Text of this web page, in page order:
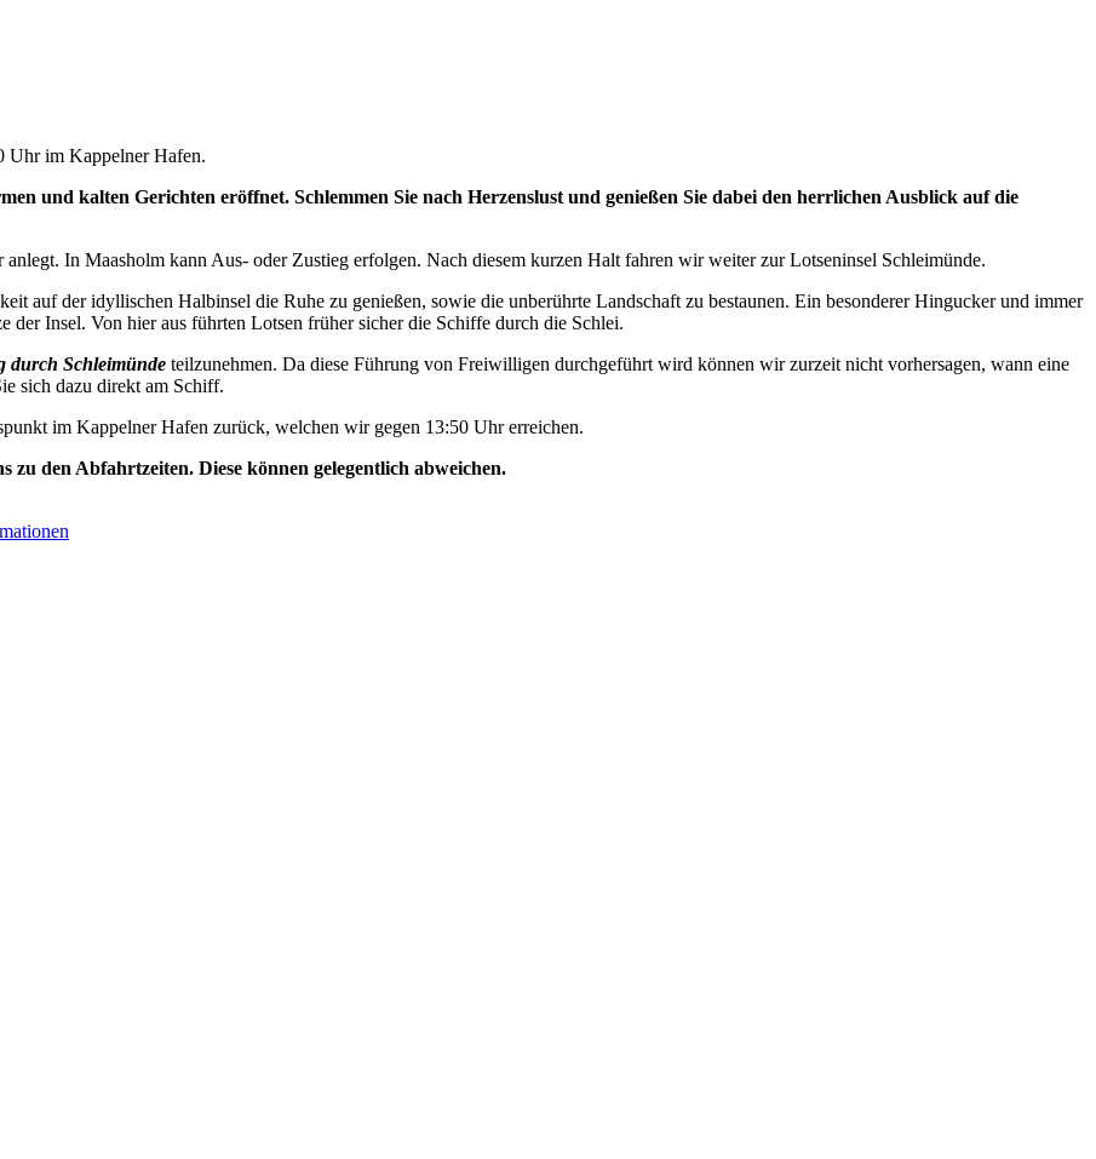
Uhr im Kappelner Hafen.
und kalten Gerichten eröffnet. Schlemmen Sie nach Herzenslust und genießen Sie dabei den herrlichen Ausblick auf die
In Maasholm kann Aus- oder Zustieg erfolgen. Nach diesem kurzen Halt fahren wir weiter zur Lotseninsel Schleimünde.
auf der idyllischen Halbinsel die Ruhe zu genießen, sowie die unberührte Landschaft zu bestaunen. Ein besonderer Hingucker und immer
Insel. Von hier aus führten Lotsen früher sicher die Schiffe durch die Schlei.
durch Schleimünde teilzunehmen. Da diese Führung von Freiwilligen durchgeführt wird können wir zurzeit nicht vorhersagen, wann eine
sich dazu direkt am Schiff.
im Kappelner Hafen zurück, welchen wir gegen 13:50 Uhr erreichen.
zu den Abfahrtzeiten. Diese können gelegentlich abweichen.